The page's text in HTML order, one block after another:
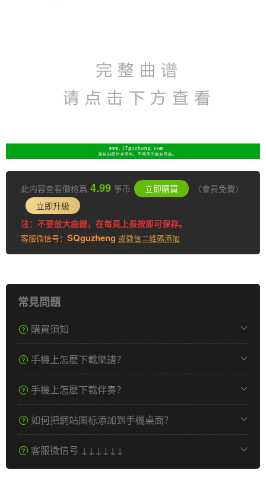
此内容查看價格爲 4.99 筝币 立即購買
（會員免費）
立即升級
注：不要放大曲譜，在每頁上長按即可保存。
客服微信号： SQguzheng 或微信二維碼添加
常見問題
購買須知
手機上怎麽下載樂譜？
手機上怎麽下載伴奏？
如何把網站圖标添加到手機桌面？
客服微信号 ↓↓↓↓↓↓